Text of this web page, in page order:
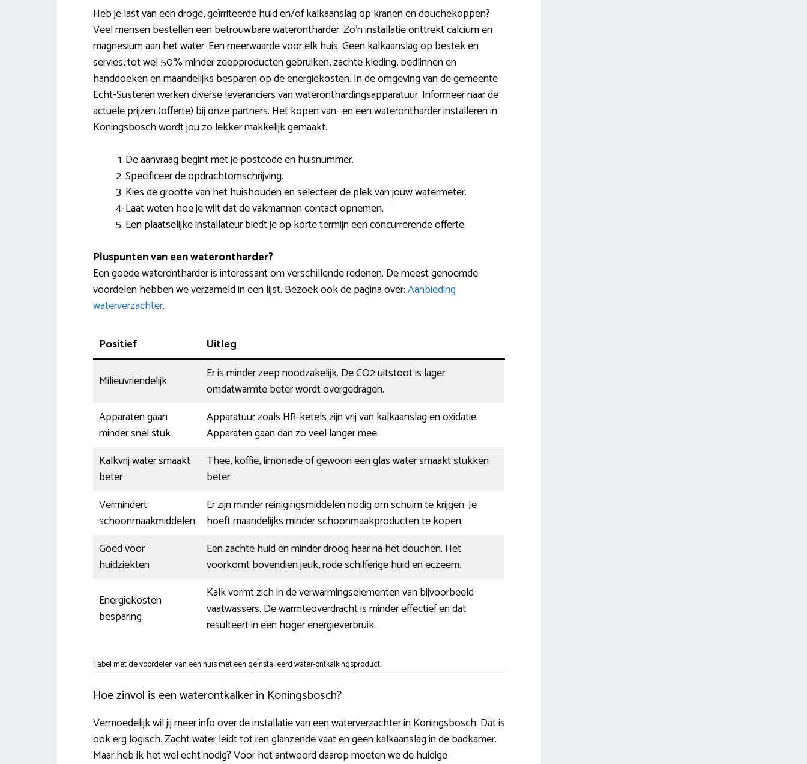
Heb je last van een droge, geïrriteerde huid en/of kalkaanslag op kranen en douchekoppen?
Veel mensen bestellen een betrouwbare waterontharder. Zo’n installatie onttrekt calcium en
magnesium aan het water. Een meerwaarde voor elk huis. Geen kalkaanslag op bestek en
servies, tot wel 50% minder zeepproducten gebruiken, zachte kleding, bedlinnen en
handdoeken en maandelijks besparen op de energiekosten. In de omgeving van de gemeente
Echt-Susteren werken diverseleveranciers van wateronthardingsapparatuur. Informeer naar de
actuele prijzen (offerte) bij onze partners. Het kopen van- en een waterontharder installeren in
Koningsbosch wordt jou zo lekker makkelijk gemaakt.
De aanvraag begint met je postcode en huisnummer.
Specificeer de opdrachtomschrijving.
Kies de grootte van het huishouden en selecteer de plek van jouw watermeter.
Laat weten hoe je wilt dat de vakmannen contact opnemen.
Een plaatselijke installateur biedt je op korte termijn een concurrerende offerte.
Pluspunten van een waterontharder?
Een goede waterontharder is interessant om verschillende redenen. De meest genoemde
voordelen hebben we verzameld in een lijst. Bezoek ook de pagina over:Aanbieding
waterverzachter.
Positief Uitleg
Milieuvriendelijk
Er is minder zeep noodzakelijk. De CO2 uitstoot is lager
omdatwarmte beter wordt overgedragen.
Apparaten gaan
minder snel stuk
Apparatuur zoals HR-ketels zijn vrij van kalkaanslag en oxidatie.
Apparaten gaan dan zo veel langer mee.
Kalkvrij water smaakt
beter
Thee, koffie, limonade of gewoon een glas water smaakt stukken
beter.
Vermindert
schoonmaakmiddelen
Er zijn minder reinigingsmiddelen nodig om schuim te krijgen. Je
hoeft maandelijks minder schoonmaakproducten te kopen.
Goed voor
huidziekten
Een zachte huid en minder droog haar na het douchen. Het
voorkomt bovendien jeuk, rode schilferige huid en eczeem.
Energiekosten
besparing
Kalk vormt zich in de verwarmingselementen van bijvoorbeeld
vaatwassers. De warmteoverdracht is minder effectief en dat
resulteert in een hoger energieverbruik.
Tabel met de voordelen van een huis met een geïnstalleerd water-ontkalkingsproduct.
Hoe zinvol is een waterontkalker in Koningsbosch?
Vermoedelijk wil jij meer info over de installatie van een waterverzachter in Koningsbosch. Dat is
ook erg logisch. Zacht water leidt tot ren glanzende vaat en geen kalkaanslag in de badkamer.
Maar heb ik het wel echt nodig? Voor het antwoord daarop moeten we de huidige